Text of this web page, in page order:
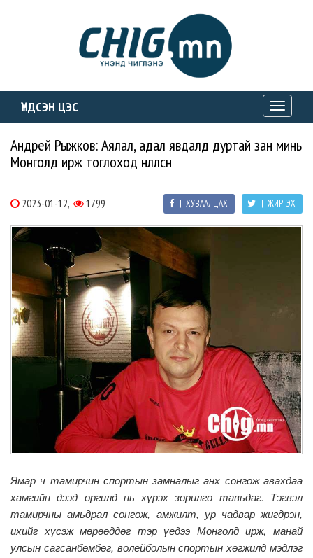
ҮНДСЭН ЦЭС
Toggle
Андрей Рыжков: Аялал, адал явдалд дуртай зан минь
Монголд ирж тоглоход нөлөөлсөн
2023-01-12, 1799 | ЖИРГЭХ
| ХУВААЛЦАХ
Ямар ч тамирчин спортын замналыг анх сонгож авахдаа
хамгийн дээд оргилд нь хүрэх зорилго тавьдаг. Тэгвэл
тамирчны амьдрал сонгож, амжилт, ур чадвар жигдрэн,
ихийг хүсэж мөрөөддөг тэр үедээ Монголд ирж, манай
улсын сагсанбөмбөг, волейболын спортын хөгжилд мэдлэг